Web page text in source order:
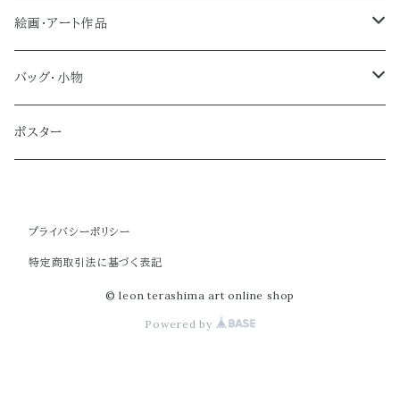
絵画・アート作品
大型作品
ノーマルサイズ（約Ａ２サイズ）
スモールサイズ
バッグ・小物
トートバッグ
ショルダーバッグ
ポスター
プライバシーポリシー
特定商取引法に基づく表記
© leon terashima art online shop
Powered by